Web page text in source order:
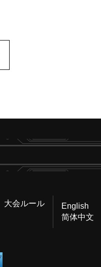
大会ルール
English
简体中文